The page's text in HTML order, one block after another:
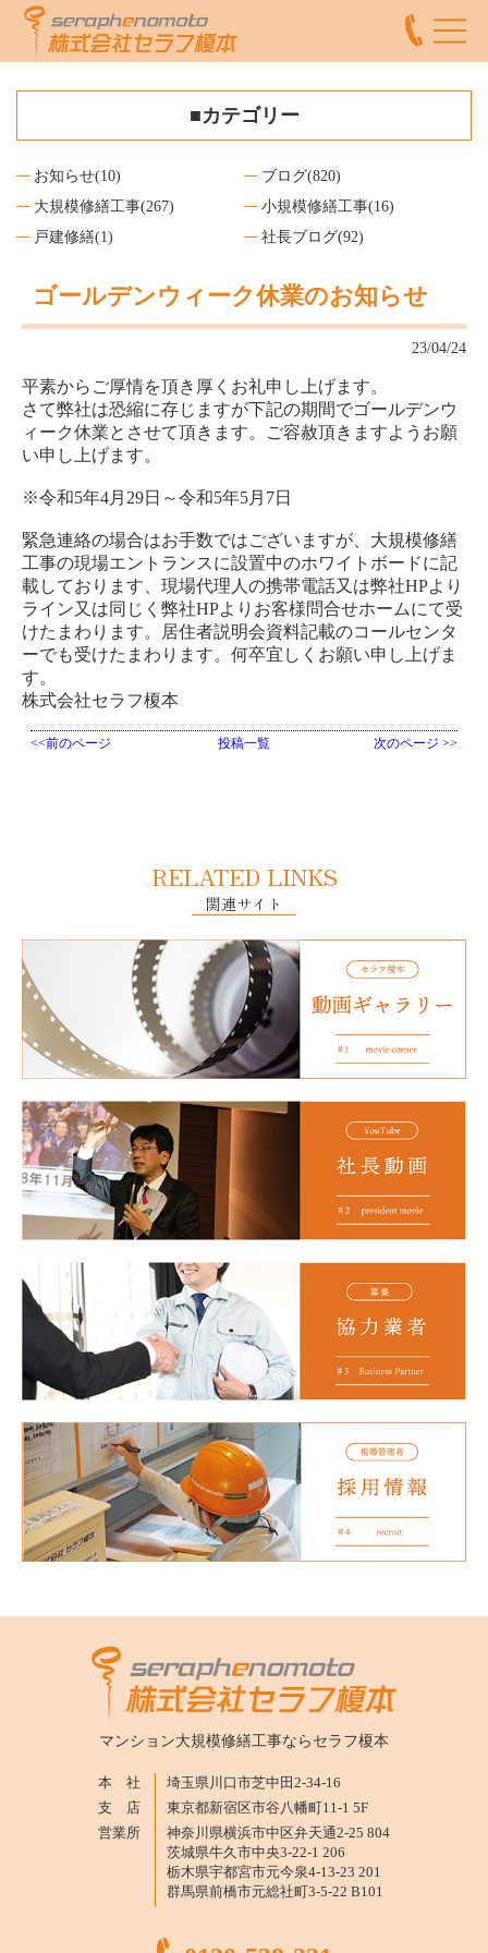
■カテゴリー
お知らせ(10) ブログ(820)
大規模修繕工事(267) 小規模修繕工事(16)
戸建修繕(1) 社長ブログ(92)
ゴールデンウィーク休業のお知らせ
23/04/24
平素からご厚情を頂き厚くお礼申し上げます。
さて弊社は恐縮に存じますが下記の期間でゴールデンウ
ィーク休業とさせて頂きます。ご容赦頂きますようお願
い申し上げます。
※令和5年4月29日～令和5年5月7日
緊急連絡の場合はお手数ではございますが、 大規模修繕
工事の現場エントランスに設置中のホワイトボードに記
載しております、現場代理人の携帯電話又は弊社HPより
ライン又は同じく弊社HPよりお客様問合せホームにて受
けたまわります。
居住者説明会資料記載のコールセンタ
ーでも受けたまわります。何卒宜しく お願い申し上げま
す。
株式会社セラフ榎本
<<前のページ 投稿一覧 次のページ >>
RELATED LINKS
関連サイト
マンション大規模修繕工事ならセラフ榎本
本 社
埼玉県川口市芝中田2-34-16
支 店
東京都新宿区市谷八幡町11-1 5F
営業所
神奈川県横浜市中区弁天通2-25 804
茨城県牛久市中央3-22-1 206
栃木県宇都宮市元今泉4-13-23 201
群馬県前橋市元総社町3-5-22 B101